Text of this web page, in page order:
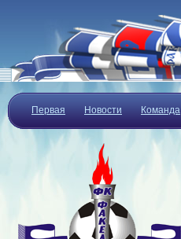
Первая Новости Команда